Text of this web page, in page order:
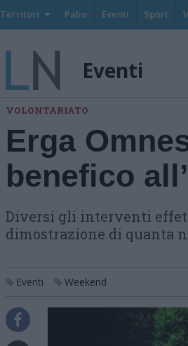
Territori Palio Eventi Sport
Eventi
VOLONTARIATO
Erga
benefico
Diversi gli interventi
dimostrazione di quanta
Eventi Weekend